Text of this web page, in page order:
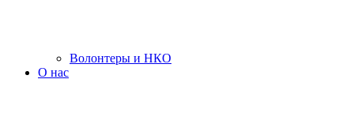
Волонтеры и НКО
О нас